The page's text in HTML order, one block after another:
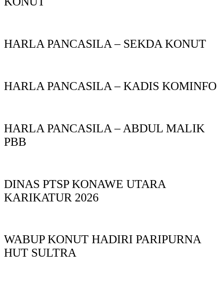
HARLA PANCASILA – SEKDA KONUT
HARLA PANCASILA – KADIS KOMINFO
HARLA PANCASILA – ABDUL MALIK
PBB
DINAS PTSP KONAWE UTARA
KARIKATUR 2026
WABUP KONUT HADIRI PARIPURNA
HUT SULTRA